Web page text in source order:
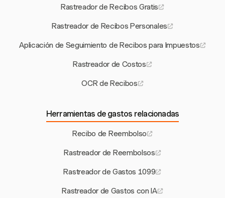
Rastreador de Recibos Gratis
Rastreador de Recibos Personales
Aplicación de Seguimiento de Recibos para Impuestos
Rastreador de Costos
OCR de Recibos
Herramientas de gastos relacionadas
Recibo de Reembolso
Rastreador de Reembolsos
Rastreador de Gastos 1099
Rastreador de Gastos con IA